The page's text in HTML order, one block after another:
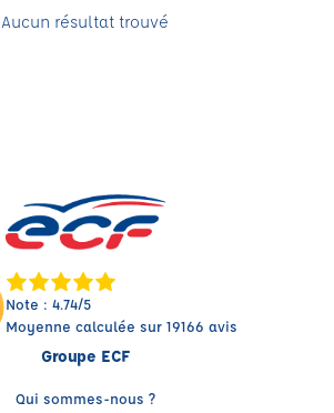
Aucun résultat trouvé
Note : 4.74/5
Moyenne calculée sur 19166 avis
Groupe ECF
Qui sommes-nous ?